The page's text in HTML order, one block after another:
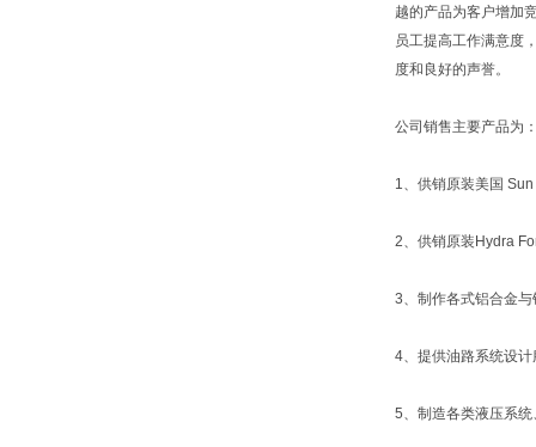
越的产品为客户增加
员工提高工作满意度
度和良好的声誉。
公司销售主要产品为
1、供销原装美国
2、供销原装Hydra
3、制作各式铝合金与
4、提供油路系统设
5、制造各类液压系